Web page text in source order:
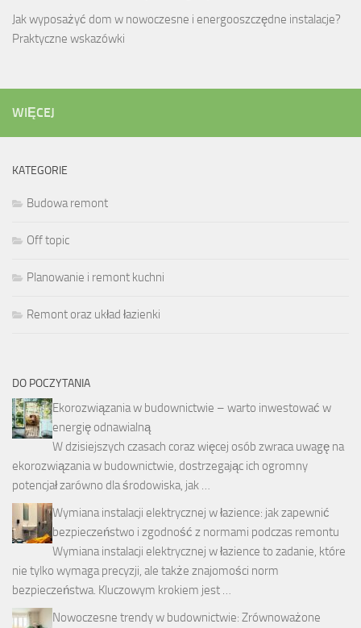
Jak wyposażyć dom w nowoczesne i energooszczędne instalacje?
Praktyczne wskazówki
WIĘCEJ
KATEGORIE
Budowa remont
Off topic
Planowanie i remont kuchni
Remont oraz układ łazienki
DO POCZYTANIA
Ekorozwiązania w budownictwie – warto inwestować w
energię odnawialną
W dzisiejszych czasach coraz więcej osób zwraca uwagę na
ekorozwiązania w budownictwie, dostrzegając ich ogromny
potencjał zarówno dla środowiska, jak …
Wymiana instalacji elektrycznej w łazience: jak zapewnić
bezpieczeństwo i zgodność z normami podczas remontu
Wymiana instalacji elektrycznej w łazience to zadanie, które
nie tylko wymaga precyzji, ale także znajomości norm
bezpieczeństwa. Kluczowym krokiem jest …
Nowoczesne trendy w budownictwie: Zrównoważone